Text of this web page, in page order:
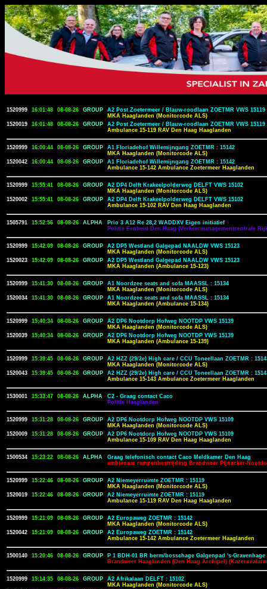
1520999 16:01:48 08-08-26 GROUP
A2 Post Zoetermeer / Blauw-roodlaan ZOETMR VWS 15119
MKA Haaglanden (Monitorcode ALS)
1520019
16:01:48 08-08-26 GROUP
A2 Post Zoetermeer / Blauw-roodlaan ZOETMR VWS 15119
Ambulance 15-119 RAV Den Haag Haaglanden
1520999 16:00:44 08-08-26 GROUP
A1 Floriadehof Willemijngang ZOETMR : 15142
MKA Haaglanden (Monitorcode ALS)
1520042
16:00:44 08-08-26 GROUP
A1 Floriadehof Willemijngang ZOETMR : 15142
Ambulance 15-142 Ambulance Zoetermeer Haaglanden
1520999 15:55:41 08-08-26 GROUP
A2 DP4 Delft Krakeelpolderweg DELFT VWS 15102
MKA Haaglanden (Monitorcode ALS)
1520002
15:55:41 08-08-26 GROUP
A2 DP4 Delft Krakeelpolderweg DELFT VWS 15102
Ambulance 15-102 RAV Den Haag Haaglanden
1505791 15:52:56 08-08-26 ALPHA
Prio 3 A12 Re 28,2 WADDXV Eigen initiatief
Politie Eenheid Den Haag (Verkeermanagementcentrale
1520999 15:42:09 08-08-26 GROUP
A2 DP5 Westland Galgepad NAALDW VWS 15123
MKA Haaglanden (Monitorcode ALS)
1520023
15:42:09 08-08-26 GROUP
A2 DP5 Westland Galgepad NAALDW VWS 15123
MKA Haaglanden (Ambulance 15-123)
1520999 15:41:30 08-08-26 GROUP
A1 Noordzee seats and sofa MAASSL : 15134
MKA Haaglanden (Monitorcode ALS)
1520034
15:41:30 08-08-26 GROUP
A1 Noordzee seats and sofa MAASSL : 15134
MKA Haaglanden (Ambulance 15-134)
1520999 15:40:34 08-08-26 GROUP
A2 DP6 Nootdorp Hofweg NOOTDP VWS 15139
MKA Haaglanden (Monitorcode ALS)
1520039
15:40:34 08-08-26 GROUP
A2 DP6 Nootdorp Hofweg NOOTDP VWS 15139
MKA Haaglanden (Ambulance 15-139)
1520999 15:39:45 08-08-26 GROUP
A2 HZZ (29/2e) High care / CCU Toneellaan ZOETMR :
MKA Haaglanden (Monitorcode ALS)
1520043
15:39:45 08-08-26 GROUP
A2 HZZ (29/2e) High care / CCU Toneellaan ZOETMR :
Ambulance 15-143 Ambulance Zoetermeer Haaglanden
1530001 15:33:47 08-08-26 ALPHA
C2 - Graag contact Caco
Politie Haaglanden
1520999 15:31:28 08-08-26 GROUP
A2 DP6 Nootdorp Hofweg NOOTDP VWS 15109
MKA Haaglanden (Monitorcode ALS)
1520009
15:31:28 08-08-26 GROUP
A2 DP6 Nootdorp Hofweg NOOTDP VWS 15109
Ambulance 15-109 RAV Den Haag Haaglanden
1500534 15:23:22 08-08-26 ALPHA
Graag telefonisch contact Caco Meldkamer Den Haag
ambtenaar rampenbestrijding Brandweer Pijnacker-
1520999 15:22:46 08-08-26 GROUP
A2 Niemeyerruimte ZOETMR : 15119
MKA Haaglanden (Monitorcode ALS)
1520019
15:22:46 08-08-26 GROUP
A2 Niemeyerruimte ZOETMR : 15119
Ambulance 15-119 RAV Den Haag Haaglanden
1520999 15:21:09 08-08-26 GROUP
A2 Europaweg ZOETMR : 15142
MKA Haaglanden (Monitorcode ALS)
1520042
15:21:09 08-08-26 GROUP
A2 Europaweg ZOETMR : 15142
Ambulance 15-142 Ambulance Zoetermeer Haaglanden
1500140 15:20:46 08-08-26 GROUP
P 1 BDH-01 BR berm/bosschage Galgenpad 's-Gravenhage
Brandweer Haaglanden (Den Haag Archipel)
1520999 15:14:35 08-08-26 GROUP
A2 Afrikalaan DELFT : 15102
MKA Haaglanden (Monitorcode ALS)